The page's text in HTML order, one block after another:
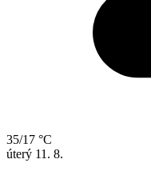
35/17 °C
úterý 11. 8.